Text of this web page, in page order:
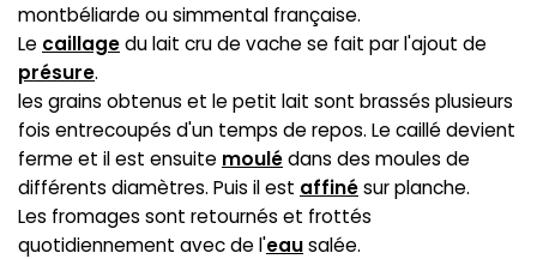
montbéliarde ou simmental française.
Le caillagedu lait cru de vache se fait par l'ajout de
présure.
les grains obtenus et le petit lait sont brassés plusieurs
fois entrecoupés d'un temps de repos. Le caillé devient
ferme et il est ensuite moulédans des moules de
différents diamètres. Puis il est affinésur planche.
Les fromages sont retournés et frottés
quotidiennement avec de l'eausalée.